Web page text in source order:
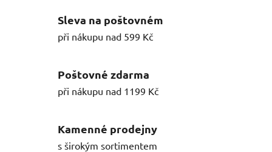
Sleva na poštovném
při nákupu nad 599 Kč
Poštovné zdarma
při nákupu nad 1199 Kč
Kamenné prodejny
s širokým sortimentem